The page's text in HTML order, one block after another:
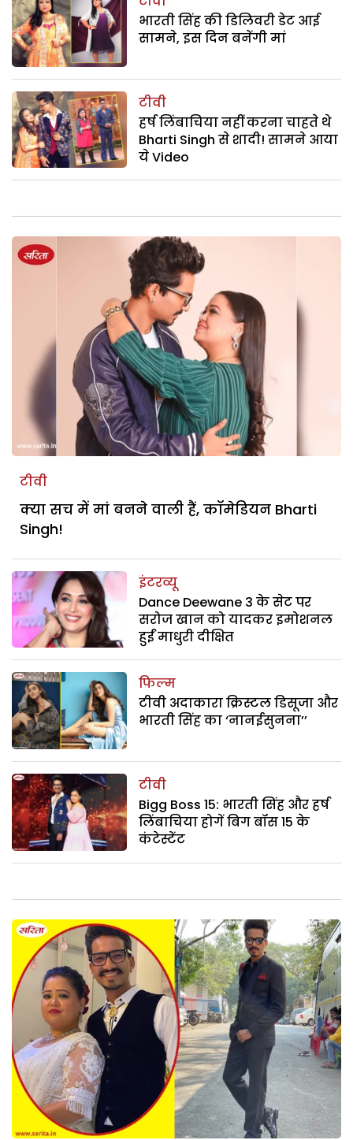
भारती सिंह की डिलिवरी डेट आई
सामने, इस दिन बनेंगी मां
टीवी
हर्ष लिंबाचिया नहीं करना चाहते थे
Bharti Singh से शादी! सामने आया
ये Video
टीवी
क्या सच में मां बनने वाली हैं, कॉमेडियन Bharti
Singh!
इंटरव्यू
Dance Deewane 3 के सेट पर
सरोज खान को यादकर इमोशनल
हुईं माधुरी दीक्षित
फिल्म
टीवी अदाकारा क्रिस्टल डिसूजा और
भारती सिंह का ‘नानईसुनना’’
टीवी
Bigg Boss 15: भारती सिंह और हर्ष
लिंबाचिया होगें बिग बॉस 15 के
कंटेस्टेंट